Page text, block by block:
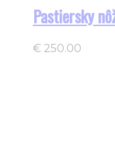
Pastiersky
€ 250.00